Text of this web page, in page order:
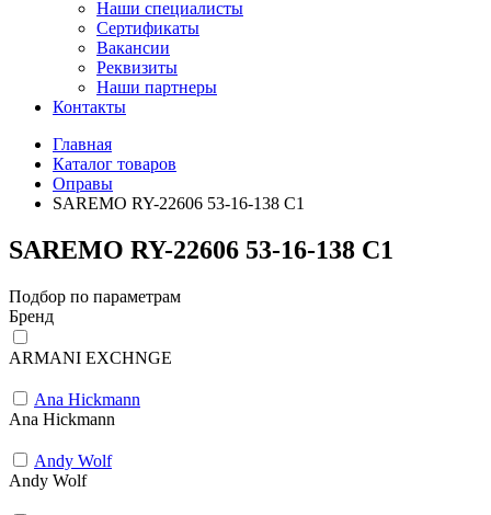
Наши специалисты
Сертификаты
Вакансии
Реквизиты
Наши партнеры
Контакты
Главная
Каталог товаров
Оправы
SAREMO RY-22606 53-16-138 C1
SAREMO RY-22606 53-16-138 C1
Подбор по параметрам
Бренд
ARMANI EXCHNGE
Ana Hickmann
Ana Hickmann
Andy Wolf
Andy Wolf